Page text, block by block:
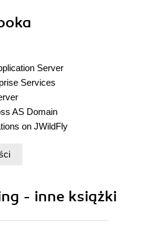
Server
Services
AS Domain
on JWildFly
the Cloud- inne książki